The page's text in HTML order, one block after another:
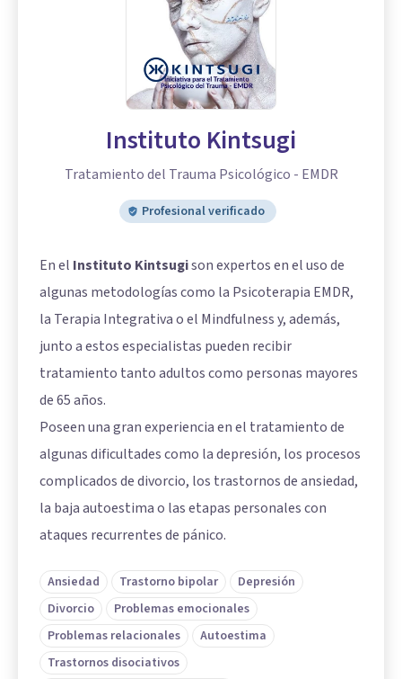
Instituto Kintsugi
Tratamiento del Trauma Psicológico - EMDR
Profesional verificado
En el Instituto Kintsugison expertos en el uso de
algunas metodologías como la Psicoterapia EMDR,
la Terapia Integrativa o el Mindfulness y, además,
junto a estos especialistas pueden recibir
tratamiento tanto adultos como personas mayores
de 65 años.
Poseen una gran experiencia en el tratamiento de
algunas dificultades como la depresión, los procesos
complicados de divorcio, los trastornos de ansiedad,
la baja autoestima o las etapas personales con
ataques recurrentes de pánico.
Ansiedad Trastorno bipolar
Depresión
Divorcio
Problemas emocionales
Problemas relacionales
Autoestima
Trastornos disociativos